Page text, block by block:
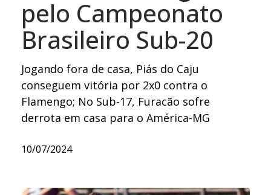
pelo Campeonato
Brasileiro Sub-20
Jogando fora de casa, Piás do Caju
conseguem vitória por 2x0 contra o
Flamengo; No Sub-17, Furacão sofre
derrota em casa para o América-MG
10/07/2024